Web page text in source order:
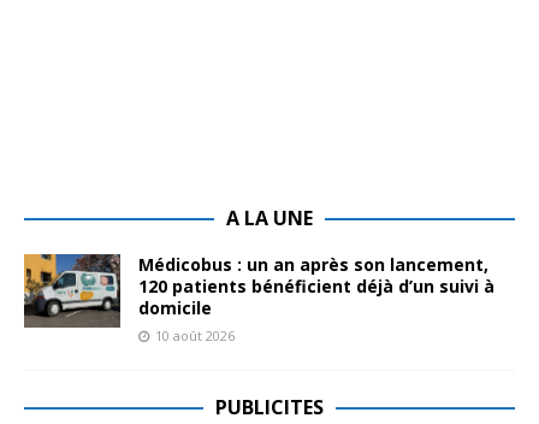
A LA UNE
Médicobus : un an après son lancement,
120 patients bénéficient déjà d’un suivi à
domicile
10 août 2026
PUBLICITES